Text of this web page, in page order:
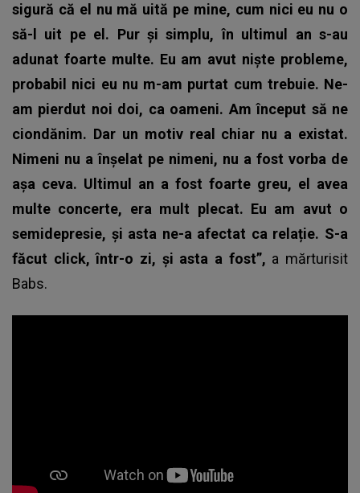
sigură că el nu mă uită pe mine, cum nici eu nu o
să-l uit pe el. Pur și simplu, în ultimul an s-au
adunat foarte multe. Eu am avut niște probleme,
probabil nici eu nu m-am purtat cum trebuie. Ne-
am pierdut noi doi, ca oameni. Am început să ne
ciondănim. Dar un motiv real chiar nu a existat.
Nimeni nu a înșelat pe nimeni, nu a fost vorba de
așa ceva. Ultimul an a fost foarte greu, el avea
multe concerte, era mult plecat. Eu am avut o
semidepresie, și asta ne-a afectat ca relație. S-a
făcut click, într-o zi, și asta a fost”, a mărturisit
Babs.